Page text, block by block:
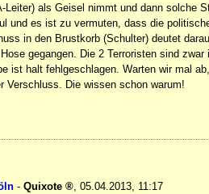
als Geisel nimmt und dann solche
und es ist zu vermuten, dass die
in den Brustkorb (Schulter) deutet
gegangen. Die 2 Terroristen sind zwar
ist halt fehlgeschlagen. Warten wir mal
Die wissen schon warum!
- Quixote
05.04.2013, 11:17